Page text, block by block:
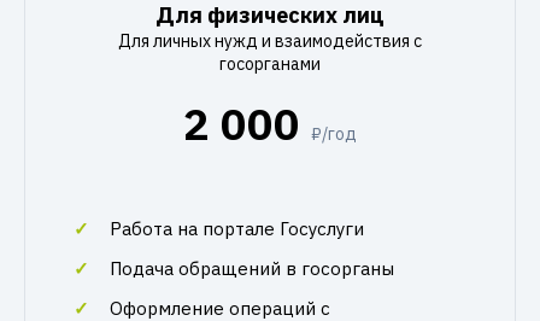
Для физических лиц
Для личных нужд и взаимодействия с
госорганами
2 000 ₽/год
Работа на портале Госуслуги
Подача обращений в госорганы
Оформление операций с